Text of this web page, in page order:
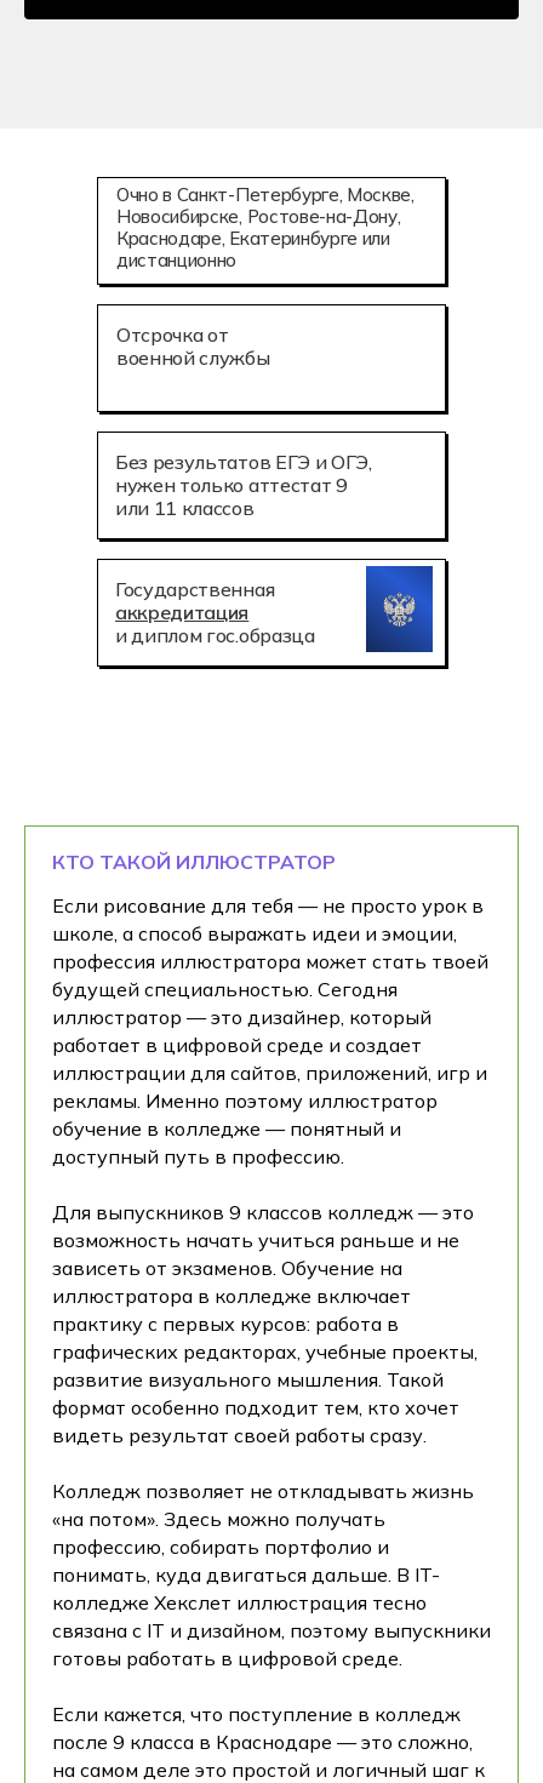
Государственная
аккредитация
и диплом гос.образца
Отсрочка от
военной службы
Без результатов ЕГЭ и ОГЭ,
нужен только аттестат 9
или 11 классов
Очно в Санкт-Петербурге, Москве,
Новосибирске, Ростове-на-Дону,
Краснодаре, Екатеринбурге или
дистанционно
КТО ТАКОЙ ИЛЛЮСТРАТОР
Если рисование для тебя — не просто урок в
школе, а способ выражать идеи и эмоции,
профессия иллюстратора может стать твоей
будущей специальностью. Сегодня
иллюстратор — это дизайнер, который
работает в цифровой среде и создает
иллюстрации для сайтов, приложений, игр и
рекламы. Именно поэтому иллюстратор
обучение в колледже — понятный и
доступный путь в профессию.
Для выпускников 9 классов колледж — это
возможность начать учиться раньше и не
зависеть от экзаменов. Обучение на
иллюстратора в колледже включает
практику с первых курсов: работа в
графических редакторах, учебные проекты,
развитие визуального мышления. Такой
формат особенно подходит тем, кто хочет
видеть результат своей работы сразу.
Колледж позволяет не откладывать жизнь
«на потом». Здесь можно получать
профессию, собирать портфолио и
понимать, куда двигаться дальше. В IT-
колледже Хекслет иллюстрация тесно
связана с IT и дизайном, поэтому выпускники
готовы работать в цифровой среде.
Если кажется, что поступление в колледж
после 9 класса в Краснодаре — это сложно,
на самом деле это простой и логичный шаг к